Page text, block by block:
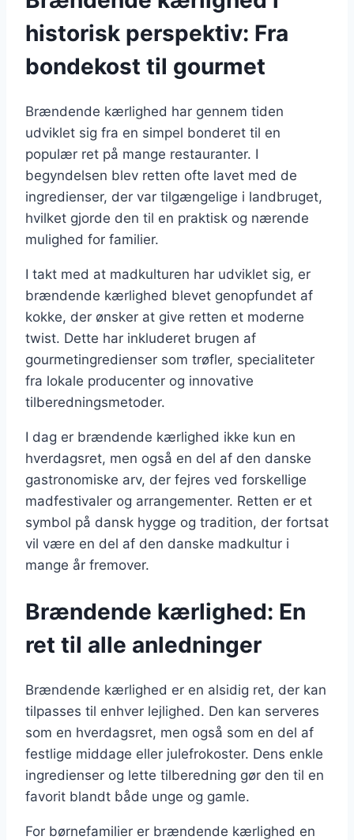
historisk perspektiv: Fra
bondekost til gourmet
Brændende kærlighed har gennem tiden
udviklet sig fra en simpel bonderet til en
populær ret på mange restauranter. I
begyndelsen blev retten ofte lavet med de
ingredienser, der var tilgængelige i landbruget,
hvilket gjorde den til en praktisk og nærende
mulighed for familier.
I takt med at madkulturen har udviklet sig, er
brændende kærlighed blevet genopfundet af
kokke, der ønsker at give retten et moderne
twist. Dette har inkluderet brugen af
gourmetingredienser som trøfler, specialiteter
fra lokale producenter og innovative
tilberedningsmetoder.
I dag er brændende kærlighed ikke kun en
hverdagsret, men også en del af den danske
gastronomiske arv, der fejres ved forskellige
madfestivaler og arrangementer. Retten er et
symbol på dansk hygge og tradition, der fortsat
vil være en del af den danske madkultur i
mange år fremover.
Brændende kærlighed: En
ret til alle anledninger
Brændende kærlighed er en alsidig ret, der kan
tilpasses til enhver lejlighed. Den kan serveres
som en hverdagsret, men også som en del af
festlige middage eller julefrokoster. Dens enkle
ingredienser og lette tilberedning gør den til en
favorit blandt både unge og gamle.
For børnefamilier er brændende kærlighed en